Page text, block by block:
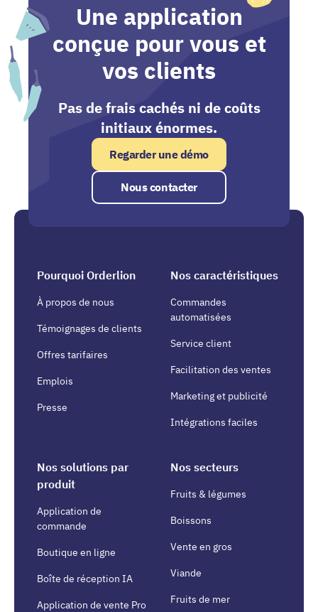
Une application
conçue pour vous et
vos clients
Pas de frais cachés ni de coûts
initiaux énormes.
Regarder une démo
Nous contacter
Pourquoi Orderlion
À propos de nous
Témoignages de clients
Offres tarifaires
Emplois
Presse
Nos caractéristiques
Commandes
automatisées
Service client
Facilitation des ventes
Marketing et publicité
Intégrations faciles
Nos solutions par
produit
Application de
commande
Boutique en ligne
Boîte de réception IA
Application de vente Pro
Nos secteurs
Fruits & légumes
Boissons
Vente en gros
Viande
Fruits de mer